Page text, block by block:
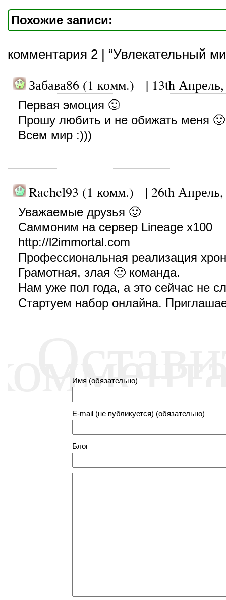
Похожие записи:
комментария 2 | “Увлекательный
Забава86 (1 комм.) | 13th
Первая эмоция 🙂
Прошу любить и не обижать меня 🙂
Всем мир :)))
Rachel93 (1 комм.) | 26th
Уважаемые друзья 🙂
Саммоним на сервер Lineage x100
http://l2immortal.com
Профессиональная реализация
Грамотная, злая 🙂 команда.
Нам уже пол года, а это сейчас не
Стартуем набор онлайна.
Имя (обязательно)
E-mail (не публикуется) (обязательно)
Блог